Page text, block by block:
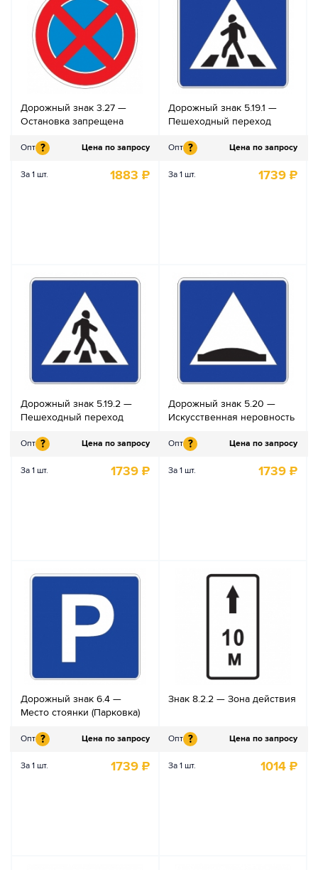
Дорожный знак 3.27 —
Остановка запрещена
Опт ? Цена по запросу
За 1 шт. 1883 ₽
Дорожный знак 5.19.1 —
Пешеходный переход
Опт ? Цена по запросу
За 1 шт. 1739 ₽
Дорожный знак 5.19.2 —
Пешеходный переход
Опт ? Цена по запросу
За 1 шт. 1739 ₽
Дорожный знак 5.20 —
Искусственная неровность
Опт ? Цена по запросу
За 1 шт. 1739 ₽
Дорожный знак 6.4 —
Место стоянки (Парковка)
Опт ? Цена по запросу
За 1 шт. 1739 ₽
Знак 8.2.2 — Зона действия
Опт ? Цена по запросу
За 1 шт. 1014 ₽